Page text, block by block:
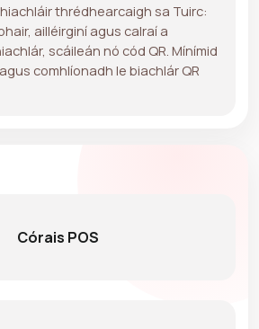
thrédhearcaigh sa Tuirc:
ailléirginí agus calraí a
scáileán nó cód QR. Mínímid
comhlíonadh le biachlár QR
Córais POS